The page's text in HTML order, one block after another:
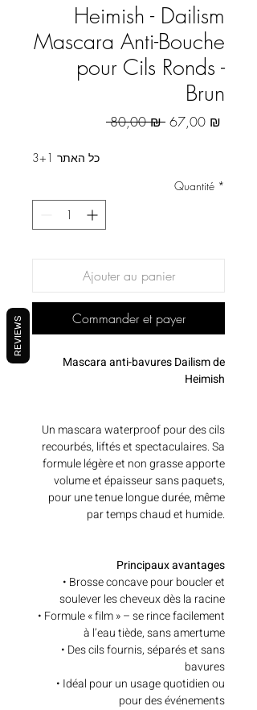
Heimish - Dailism
Mascara Anti-Bouche
pour Cils Ronds -
Brun
80,00 ₪ Prix original
67,00 ₪
3+1 כל האתר
Quantité *
Ajouter au panier
Commander et payer
Mascara anti-bavures Dailism de
Heimish
Un mascara waterproof pour des cils
recourbés, liftés et spectaculaires. Sa
formule légère et non grasse apporte
volume et épaisseur sans paquets,
pour une tenue longue durée, même
par temps chaud et humide.
Principaux avantages
• Brosse concave pour boucler et
soulever les cheveux dès la racine
• Formule « film » – se rince facilement
à l’eau tiède, sans amertume
• Des cils fournis, séparés et sans
bavures
• Idéal pour un usage quotidien ou
pour des événements
REVIEWS